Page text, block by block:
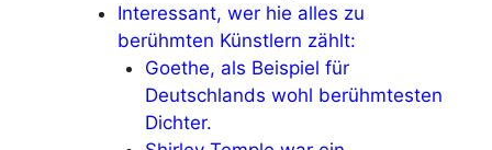
Interessant, wer hie alles zu
berühmten Künstlern zählt:
Goethe, als Beispiel für
Deutschlands wohl berühmtesten
Dichter.